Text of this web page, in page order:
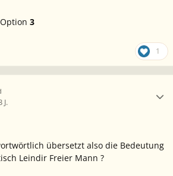
3
1
J.
übersetzt also die Bedeutung
Leindir Freier Mann ?